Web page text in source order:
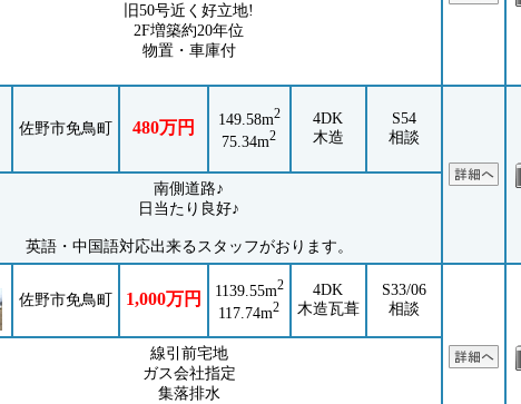
旧50号近く好立地!
2F増築約20年位
物置・車庫付
佐野市免鳥町
480万円 149.58m2
75.34m2
4DK
木造
S54
相談
南側道路♪
日当たり良好♪
英語・中国語対応出来るスタッフがおります。
佐野市免鳥町
1,000万円 1139.55m2
117.74m2
4DK
木造瓦葺
S33/06
相談
線引前宅地
ガス会社指定
集落排水